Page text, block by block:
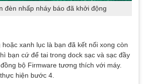
đèn nhấp nháy báo đã khởi động
xanh lục là bạn đã kết nối xong còn
bạn cứ để tai trong dock sạc và sạc đầy
bộ Firmware tương thích với máy.
hiện bước 4.